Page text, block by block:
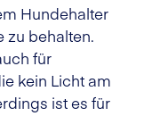
Hundehalter
zu behalten.
für
kein Licht am
ist es für